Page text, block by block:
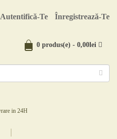
Autentifică-Te Înregistrează-Te
0 produs(e) - 0,00lei